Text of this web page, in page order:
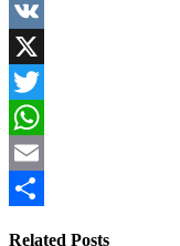
Facebook
VK
X
Twitter
WhatsApp
Email
Related Posts